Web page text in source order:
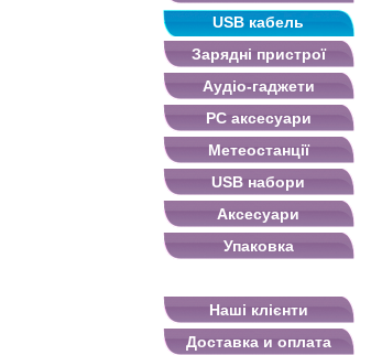
USB кабель
Зарядні пристрої
Аудіо-гаджети
PC аксесуари
Метеостанції
USB набори
Аксесуари
Упаковка
Наші клієнти
Доставка и оплата